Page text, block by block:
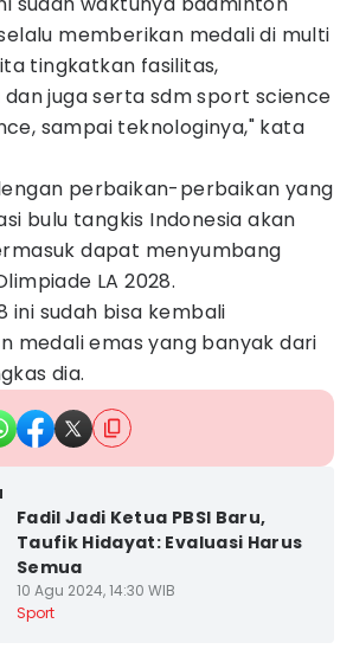
memberikan medali di multi
tingkatkan fasilitas,
juga serta sdm sport science
sampai teknologinya," kata
perbaikan-perbaikan yang
bulu tangkis Indonesia akan
dapat menyumbang
LA 2028.
ini sudah bisa kembali
medali emas yang banyak dari
dia.
Fadil Jadi Ketua PBSI Baru,
Taufik Hidayat: Evaluasi Harus
Semua
10 Agu 2024, 14:30 WIB
Sport